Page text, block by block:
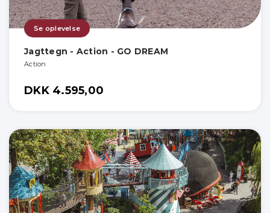
Se oplevelse
Jagttegn - Action - GO DREAM
Action
DKK 4.595,00